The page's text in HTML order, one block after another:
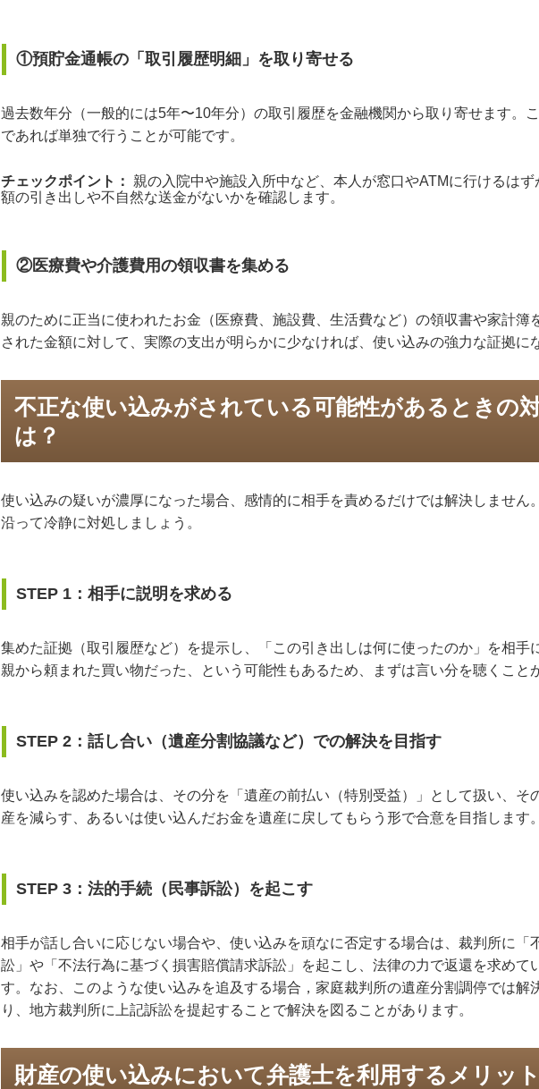
①預貯金通帳の「取引履歴明細」を取り寄せる
過去数年分（一般的には5年〜10年分）の取引履歴を金融機関から取り寄せます。
であれば単独で行うことが可能です。
チェックポイント： 親の入院中や施設入所中など、本人が窓口やATMに行けるはず
額の引き出しや不自然な送金がないかを確認します。
②医療費や介護費用の領収書を集める
親のために正当に使われたお金（医療費、施設費、生活費など）の領収書や家計簿
された金額に対して、実際の支出が明らかに少なければ、使い込みの強力な証拠に
不正な使い込みがされている可能性があるときの
は？
使い込みの疑いが濃厚になった場合、感情的に相手を責めるだけでは解決しません
沿って冷静に対処しましょう。
STEP 1 ：相手に説明を求める
集めた証拠（取引履歴など）を提示し、「この引き出しは何に使ったのか」を相手
親から頼まれた買い物だった、という可能性もあるため、まずは言い分を聴くこと
STEP 2 ：話し合い（遺産分割協議など）での解決を目指す
使い込みを認めた場合は、その分を「遺産の前払い（特別受益）」として扱い、そ
産を減らす、あるいは使い込んだお金を遺産に戻してもらう形で合意を目指します。
STEP 3 ：法的手続（民事訴訟）を起こす
相手が話し合いに応じない場合や、使い込みを頑なに否定する場合は、裁判所に「
訟」や「不法行為に基づく損害賠償請求訴訟」を起こし、法律の力で返還を求めて
す。なお、このような使い込みを追及する場合，家庭裁判所の遺産分割調停では解
り、地方裁判所に上記訴訟を提起することで解決を図ることがあります。
財産の使い込みにおいて弁護士を利用するメリッ